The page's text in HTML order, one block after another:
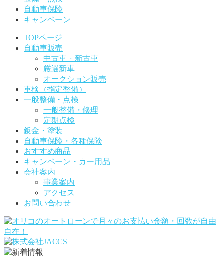
自動車保険
キャンペーン
TOPページ
自動車販売
中古車・新古車
厳選新車
オークション販売
車検（指定整備）
一般整備・点検
一般整備・修理
定期点検
鈑金・塗装
自動車保険・各種保険
おすすめ商品
キャンペーン・カー用品
会社案内
事業案内
アクセス
お問い合わせ